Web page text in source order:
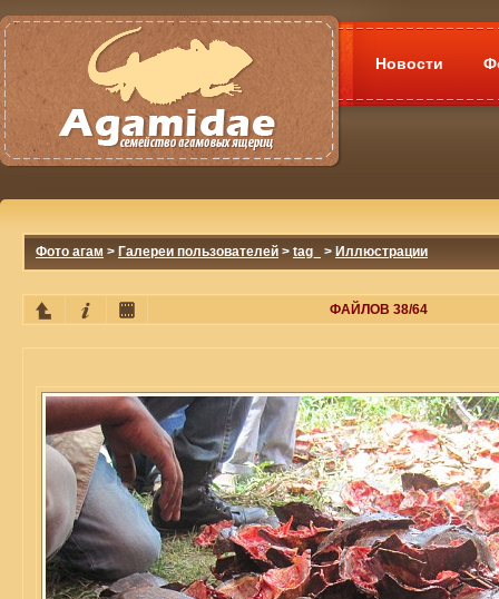
Новости
Фото агам > Галереи пользователей > tag_ > Иллюстрации
ФАЙЛОВ 38/64